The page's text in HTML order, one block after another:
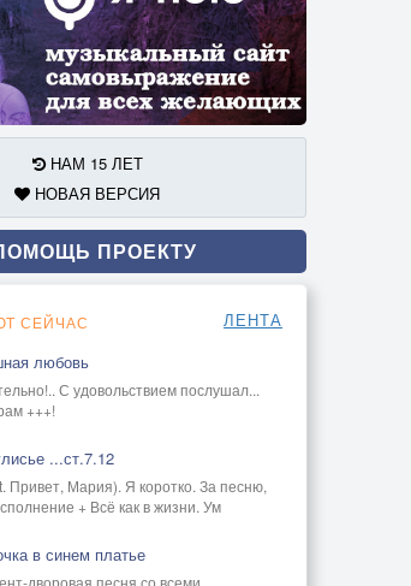
НАМ 15 ЛЕТ
НОВАЯ ВЕРСИЯ
ПРОЕКТУ
СЕЙЧАС ЛЕНТА
любовь
С удовольствием послушал...
+++!
...ст.7.12
Привет, Мария). Я коротко. За песню,
+ Всё как в жизни. Ум
в синем платье
дворовая песня со всеми